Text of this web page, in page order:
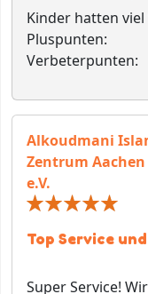
Kinder hatten
Pluspunten:
Verbeterpunten:
Alkoudmani
Zentrum
e.V.
Top Service
Super Service!